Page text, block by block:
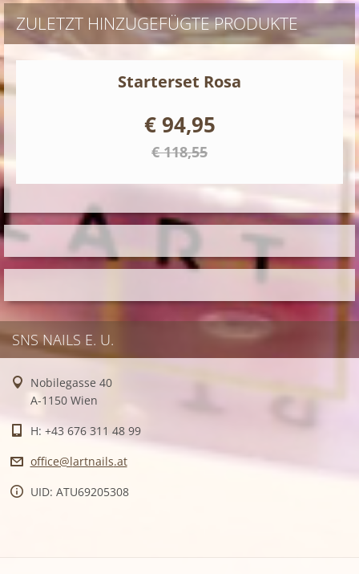
ZULETZT HINZUGEFÜGTE PRODUKTE
Starterset Rosa
€ 94,95
€ 118,55
SNS NAILS E. U.
Nobilegasse 40
A-1150 Wien
H: +43 676 311 48 99
office@lartnails.at
UID: ATU69205308